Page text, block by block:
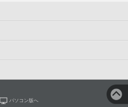
パソコン版へ